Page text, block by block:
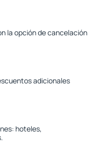
la opción de cancelación
adicionales
hoteles,